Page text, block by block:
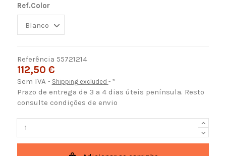
Ref.Color
Referência 55721214
112,50 €
Sem IVA Shipping excluded *
Prazo de entrega de 3 a 4 dias úteis península. Resto
consulte condições de envio